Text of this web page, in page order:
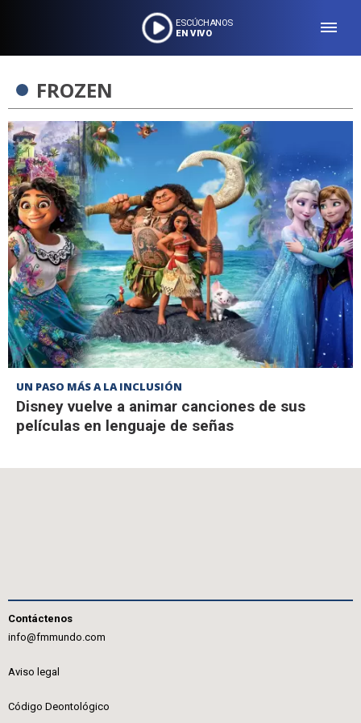
ESCÚCHANOS
EN VIVO
FROZEN
UN PASO MÁS A LA INCLUSIÓN
Disney vuelve a animar canciones de sus
películas en lenguaje de señas
Contáctenos
info@fmmundo.com
Aviso legal
Código Deontológico